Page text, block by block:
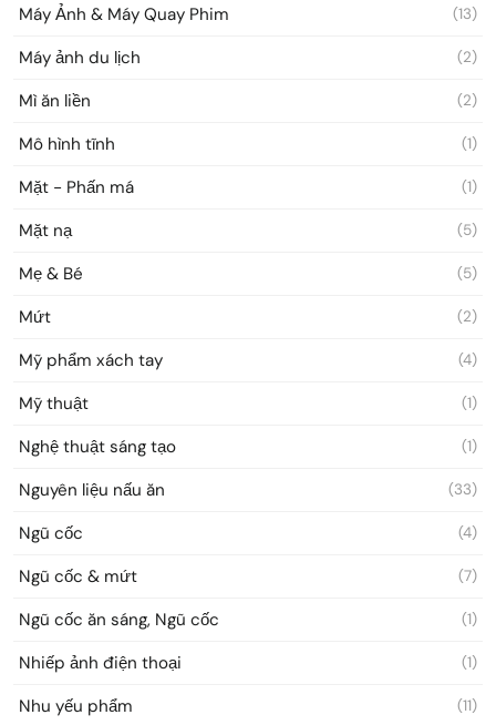
Máy Ảnh & Máy Quay Phim (13)
Máy ảnh du lịch (2)
Mì ăn liền (2)
Mô hình tĩnh (1)
Mặt - Phấn má (1)
Mặt nạ (5)
Mẹ & Bé (5)
Mứt (2)
Mỹ phẩm xách tay (4)
Mỹ thuật (1)
Nghệ thuật sáng tạo (1)
Nguyên liệu nấu ăn (33)
Ngũ cốc (4)
Ngũ cốc & mứt (7)
Ngũ cốc ăn sáng, Ngũ cốc (1)
Nhiếp ảnh điện thoại (1)
Nhu yếu phẩm (11)